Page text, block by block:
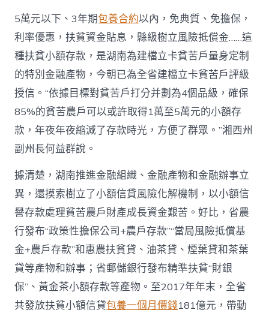
5萬元以下、3年期包養合約以內，免典質、免擔保，
利率優惠，扶貧資金貼息，縣級樹立風險抵償金……這
種扶貧小額存款，是湖南為建檔立卡貧苦戶量身定制
的特別金融產物，今朝已為全省建檔立卡貧苦戶評級
授信。“依據目標對貧苦戶打分并劃為4個品級，確保
85%的貧苦農戶可以或許取得1萬至5萬元的小額存
款，年夜年夜縮減了存款時光，方便了群眾。”湘西州
副州長何益群說。
據清楚，湖南推進金融組織、金融產物和金融辦事立
異，還摸索樹立了小額信貸風險化解機制，以小額信
譽存款處理貧苦農戶財產成長資金艱苦。好比，省農
行發布“政策性擔保公司+農戶存款”“當局風險抵償基
金+農戶存款”和惠農扶貧貸、油茶貸、煙葉貸和茶葉
貸等產物和辦事；省郵儲銀行發布精準扶貧“財銀
保”、黃金茶小額存款等產物。至2017年年末，全省
共發放扶貧小額信貸包養一個月價錢181億元，帶動